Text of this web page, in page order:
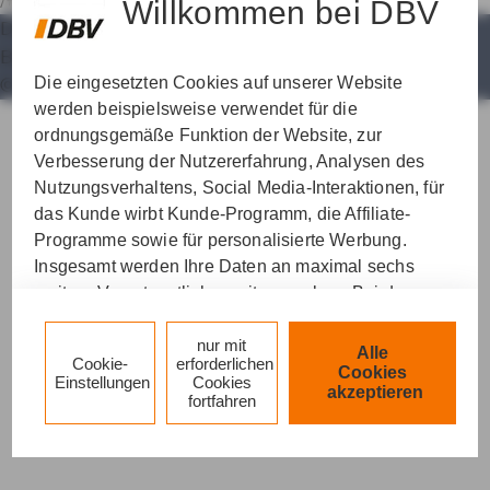
Willkommen bei DBV
Die eingesetzten Cookies auf unserer Website
werden beispielsweise verwendet für die
ordnungsgemäße Funktion der Website, zur
Verbesserung der Nutzererfahrung, Analysen des
Nutzungsverhaltens, Social Media-Interaktionen, für
das Kunde wirbt Kunde-Programm, die Affiliate-
Programme sowie für personalisierte Werbung.
Insgesamt werden Ihre Daten an maximal sechs
weitere Verantwortliche weitergegeben. Bei dem
Einsatz der Dienste für Social Media-Interaktionen
und personalisierte Werbung werden regelmäßig
durch den jeweiligen Anbieter individuelle Profile
angelegt und mit Daten von anderen Webseiten zu
umfassenden Nutzungsprofilen von Ihnen
Alle
Cookies
akzeptieren
nur mit
erforderlichen
Cookies
fortfahren
Cookie-
Einstellungen
VERWALTUNGSBEAMTE
PRIVAT- & GESCHÄFTSKUNDEN
Datenschutz
Impressum Nutzung Erstinfo
© AXA Konzern AG, Köln. Alle Rechte vorbehalten.